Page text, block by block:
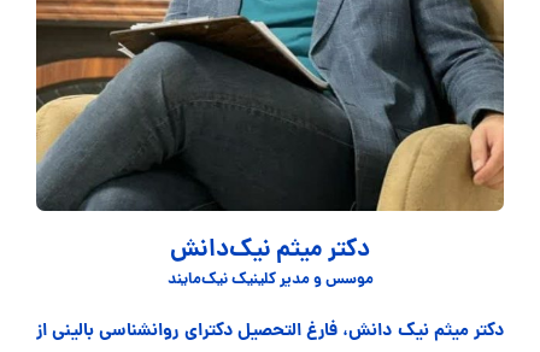
دکتر میثم نیک‌دانش
موسس و مدیر کلینیک نیک‌مایند
دکتر میثم نیک دانش، فارغ التحصیل دکترای روانشناسی بالینی از